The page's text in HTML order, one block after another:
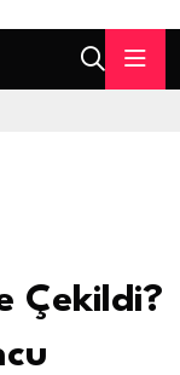
Çekildi?